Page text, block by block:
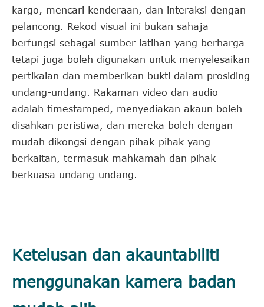
kargo, mencari kenderaan, dan interaksi dengan
pelancong. Rekod visual ini bukan sahaja
berfungsi sebagai sumber latihan yang berharga
tetapi juga boleh digunakan untuk menyelesaikan
pertikaian dan memberikan bukti dalam prosiding
undang-undang. Rakaman video dan audio
adalah timestamped, menyediakan akaun boleh
disahkan peristiwa, dan mereka boleh dengan
mudah dikongsi dengan pihak-pihak yang
berkaitan, termasuk mahkamah dan pihak
berkuasa undang-undang.
Ketelusan dan akauntabiliti
menggunakan kamera badan